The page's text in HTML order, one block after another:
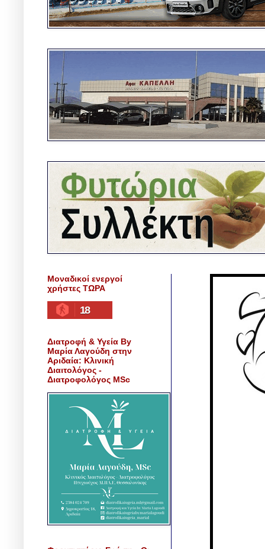
Μοναδικοί ενεργοί
χρήστες ΤΩΡΑ
18
Διατροφή & Υγεία By
Μαρία Λαγούδη στην
Αριδαία: Κλινική
Διαιτολόγος -
Διατροφολόγος MSc